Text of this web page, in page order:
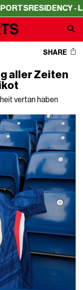
- LA SERIE
SHARE
aller Zeiten
vertan haben